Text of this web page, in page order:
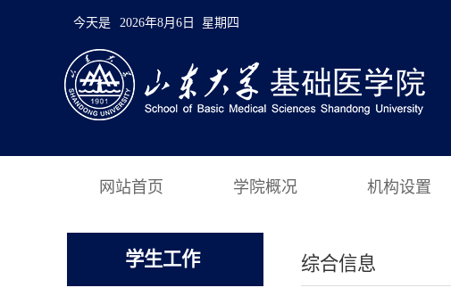
今天是 2026年8月6日 星期四
网站首页 学院概况 机构设置
学生工作 综合信息